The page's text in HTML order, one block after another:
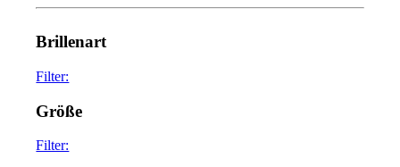
Brillenart
Filter:
sunglasses
Größe
Filter: